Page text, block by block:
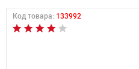
Код товара: 133992